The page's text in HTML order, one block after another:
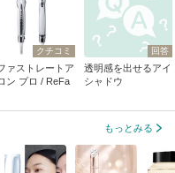
クチコミ
ァストレートア
ン プロ / ReFa
回答
透明感を出せるアイ
シャドウ
もっとみる